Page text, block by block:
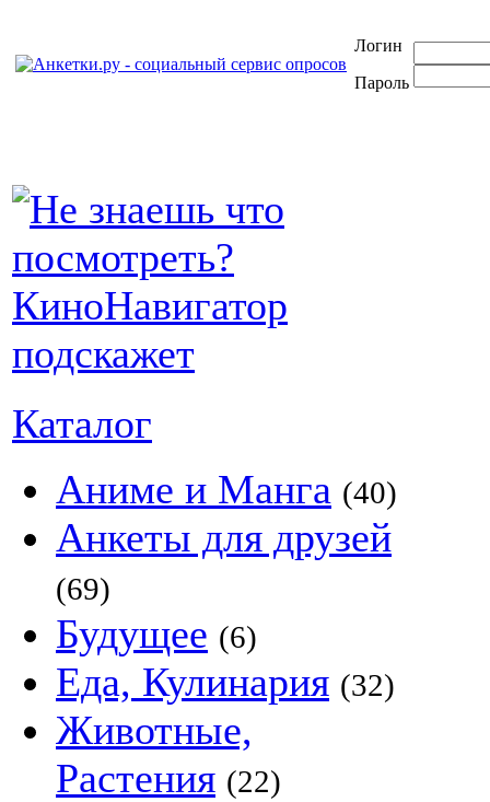
Логин
Пароль
Каталог
Аниме и Манга (40)
Анкеты для друзей
(69)
Будущее (6)
Еда, Кулинария (32)
Животные,
Растения (22)